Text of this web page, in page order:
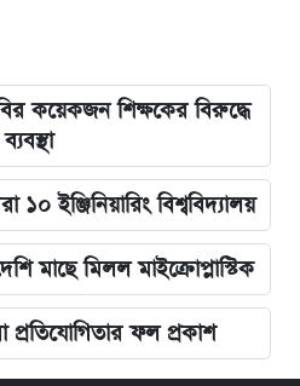
কয়েকজন শিক্ষকের বিরুদ্ধে
ব্যবস্থা
১০ ইঞ্জিনিয়ারিং বিশ্ববিদ্যালয়
মাছে মিলল মাইক্রোপ্লাস্টিক
প্রতিযোগিতার ফল প্রকাশ